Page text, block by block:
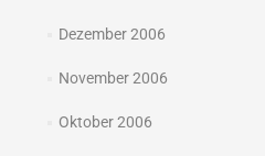
Dezember 2006
November 2006
Oktober 2006